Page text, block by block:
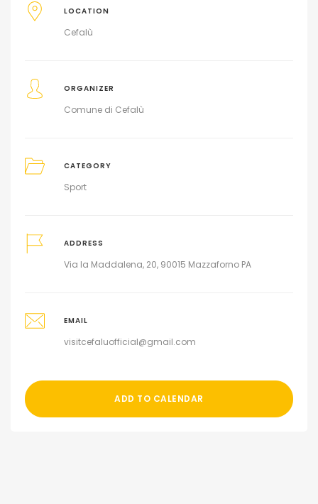
LOCATION
Cefalù
ORGANIZER
Comune di Cefalù
CATEGORY
Sport
ADDRESS
Via la Maddalena, 20, 90015 Mazzaforno PA
EMAIL
visitcefaluofficial@gmail.com
ADD TO CALENDAR